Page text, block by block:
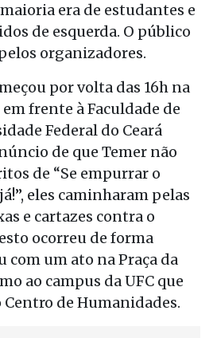
era de estudantes e
de esquerda. O público
organizadores.
por volta das 16h na
frente à Faculdade de
Federal do Ceará
de que Temer não
de “Se empurrar o
eles caminharam pelas
e cartazes contra o
ocorreu de forma
com um ato na Praça da
ao campus da UFC que
Centro de Humanidades.